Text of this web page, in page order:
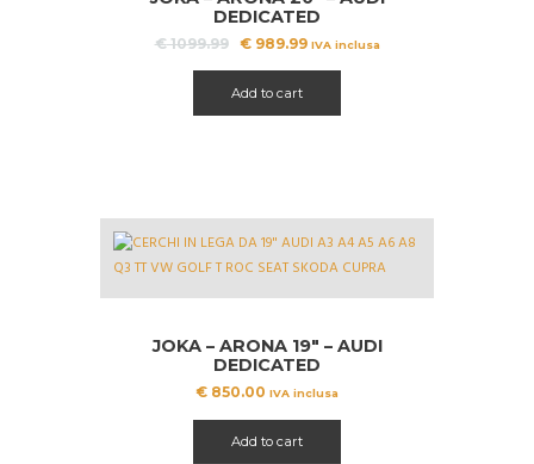
DEDICATED
€1099.99
Il
era:
€ 1099.99.
€989.99Il
€ 989.99.
IVA inclusa
Add to cart
JOKA – ARONA 19″ – AUDI
DEDICATED
€ 850.00 IVA inclusa
Add to cart